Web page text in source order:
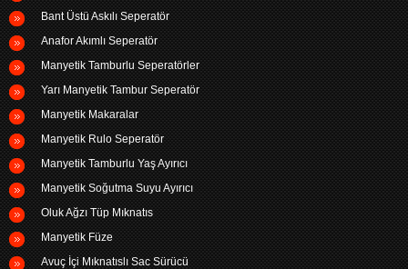
Bant Üstü Askılı Seperatör
Anafor Akımlı Seperatör
Manyetik Tamburlu Seperatörler
Yarı Manyetik Tambur Seperatör
Manyetik Makaralar
Manyetik Rulo Seperatör
Manyetik Tamburlu Yaş Ayırıcı
Manyetik Soğutma Suyu Ayırıcı
Oluk Ağzı Tüp Mıknatıs
Manyetik Füze
Avuç İçi Mıknatıslı Sac Sürücü